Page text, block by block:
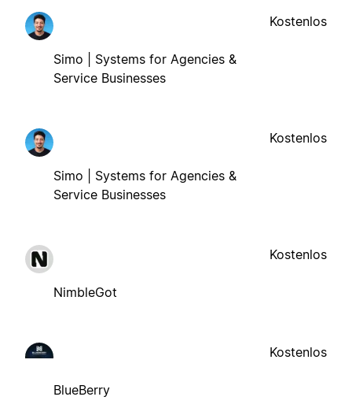
Simo | Systems for Agencies &
Service Businesses
Kostenlos
Simo | Systems for Agencies &
Service Businesses
Kostenlos
NimbleGot
Kostenlos
BlueBerry
Kostenlos